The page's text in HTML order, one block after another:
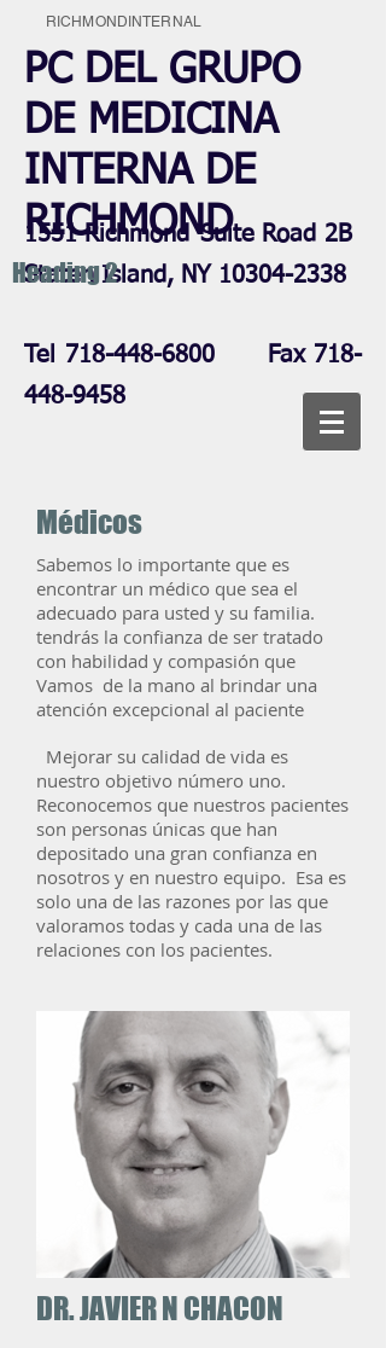
RICHMONDINTERNAL
PC DEL GRUPO
DE MEDICINA
INTERNA DE
RICHMOND
1551 Richmond Suite Road 2B
Staten Island, NY 10304-2338
Tel 718-448-6800 Fax 718-
448-9458
Heading 2
Médicos
Sabemos lo importante que es
encontrar un médico que sea el
adecuado para usted y su familia.
tendrás la confianza de ser tratado
con habilidad y compasión que
Vamos de la mano al brindar una
atención excepcional al paciente
Mejorar su calidad de vida es
nuestro objetivo número uno.
Reconocemos que nuestros pacientes
son personas únicas que han
depositado una gran confianza en
nosotros y en nuestro equipo. Esa es
solo una de las razones por las que
valoramos todas y cada una de las
relaciones con los pacientes.
DR. JAVIER N CHACON